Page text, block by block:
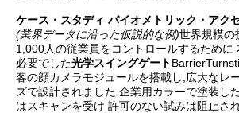
ケース・スタディ バイオメトリック・アク
(業界データに沿った仮説的な例)世界規模の
1,000人の従業員をコントロールするために
必要でした光学スイングゲート
客の顔カメラモジュールを搭載し,広大なレ
ズで設計されました.企業用カラーで塗装し
はスキャンを受け 許可のない試みは阻止さ